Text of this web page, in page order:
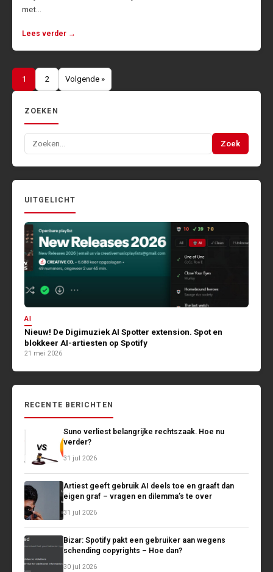
met…
Lees verder →
Berichten
1 2 Volgende »
ZOEKEN
Zoeken
naar:
Zoek
UITGELICHT
AI
Nieuw! De Digimuziek AI Spotter extension. Spot en
blokkeer AI-artiesten op Spotify
21 mei 2026
RECENTE BERICHTEN
Suno verliest belangrijke rechtszaak. Hoe nu
verder?
31 jul 2026
Artiest geeft gebruik AI deels toe en graaft dan
eigen graf – vragen en dilemma’s te over
31 jul 2026
Bizar: Spotify pakt een gebruiker aan wegens
schending copyrights – Hoe dan?
30 jul 2026